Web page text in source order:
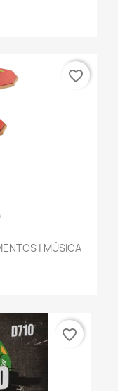
| MÚSICA
favorite_border
favorite_border